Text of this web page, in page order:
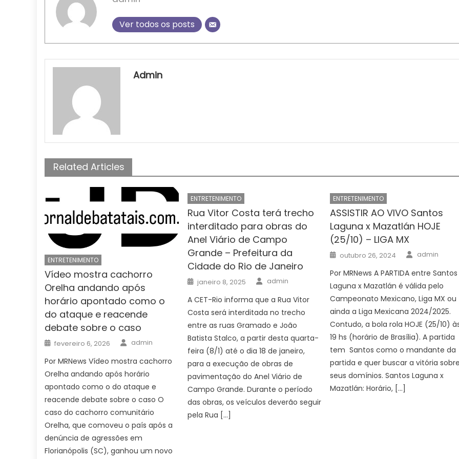
Ver todos os posts
Admin
Related Articles
ENTRETENIMENTO
Vídeo mostra cachorro
Orelha andando após
horário apontado como o
do ataque e reacende
debate sobre o caso
Posted
on
fevereiro 6, 2026 Author
admin
Por MRNews Vídeo mostra cachorro
Orelha andando após horário
apontado como o do ataque e
reacende debate sobre o caso O
caso do cachorro comunitário
Orelha, que comoveu o país após a
denúncia de agressões em
Florianópolis (SC), ganhou um novo
ENTRETENIMENTO
Rua Vitor Costa terá trecho
interditado para obras do
Anel Viário de Campo
Grande – Prefeitura da
Cidade do Rio de Janeiro
Posted
on
janeiro 8, 2025 Author
admin
A CET-Rio informa que a Rua Vitor
Costa será interditada no trecho
entre as ruas Gramado e João
Batista Stalco, a partir desta quarta-
feira (8/1) até o dia 18 de janeiro,
para a execução de obras de
pavimentação do Anel Viário de
Campo Grande. Durante o período
das obras, os veículos deverão seguir
pela Rua […]
ENTRETENIMENTO
ASSISTIR AO VIVO Santos
Laguna x Mazatlán HOJE
(25/10) – LIGA MX
Posted
on
outubro 26, 2024 Author
admin
Por MRNews A PARTIDA entre Santos
Laguna x Mazatlán é válida pelo
Campeonato Mexicano, Liga MX ou
ainda a Liga Mexicana 2024/2025.
Contudo, a bola rola HOJE (25/10)
19 hs (horário de Brasília). A partida
tem Santos como o mandante da
partida e quer buscar a vitória
seus domínios. Santos Laguna x
Mazatlán: Horário, […]